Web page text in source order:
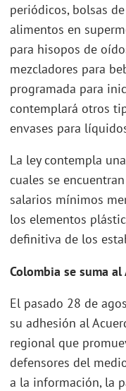
periódicos, bolsas
alimentos en
para hisopos de
mezcladores para
programada para
contemplará otros
envases para
La ley contempla
cuales se
salarios mínimos
los elementos
definitiva de los
Colombia se suma al
El pasado 28 de
su adhesión al
regional que
defensores del
a la información, la